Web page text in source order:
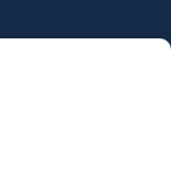
إلى
المحتوى